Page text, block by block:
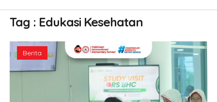
Berita
Sarana
INFO SPMB
Tag : Edukasi Kesehatan
Berita